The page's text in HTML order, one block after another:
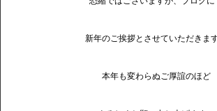
新年のご挨拶とさせていただきます
本年も変わらぬご厚誼のほど